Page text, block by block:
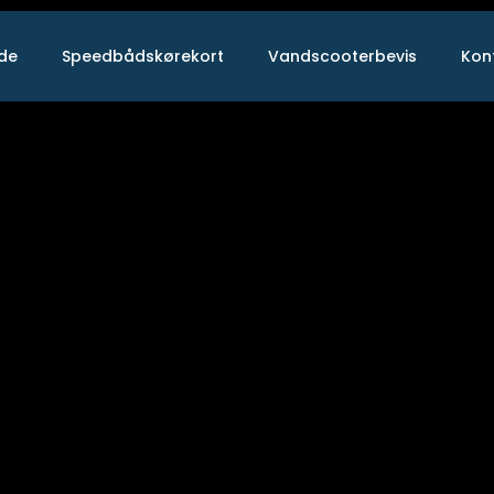
Speedbådskørekort Vandscooterbevis